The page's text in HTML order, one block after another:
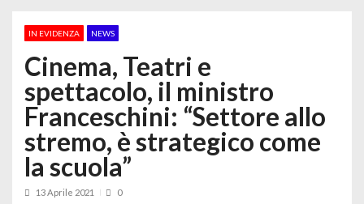
IN EVIDENZA NEWS
Cinema, Teatri e
spettacolo, il ministro
Franceschini: “Settore allo
stremo, è strategico come
la scuola”
13 Aprile 2021 0